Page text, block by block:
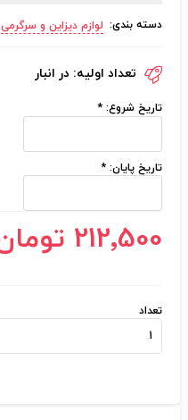
دسته بندی: لوازم دیزاین و سرگرمی
تعداد اولیه: در انبار
تاریخ شروع: *
تاریخ پایان: *
212٬500 تومان
تعداد